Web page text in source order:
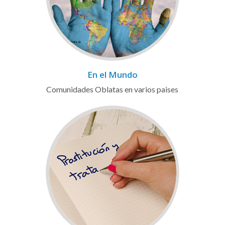
En el Mundo
Comunidades Oblatas en varios paises